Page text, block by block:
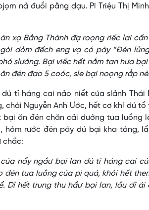
nả đuổi pằng dạu. Pí Triệu Thị
xạ Bằng Thành đạ roọng riểc lai
dỏm đếch eng vạ có pày “Đén
slướng. Bại viểc hết nắm tan hưa
đén đao 5 coóc, sle bại noọng rẳp
tỉ háng cai nảo niểt cúa slảnh Thái
chài Nguyễn Anh Ước, hết cơ khí dú
ăn đén chăn cải dưởng tua luồng
hỏm rước đén pây dú bại kha tàng,
chắc:
nẩy ngầư bại lan dú tỉ háng cai
đén tua luồng cúa pi quá, khỏi hết
Dỉ hết trung thu hẩư bại lan, lầu dỉ